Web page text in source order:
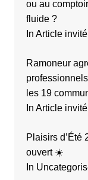
ou au
fluide ?
In Article
Ramoneur
les 19
In Article
Plaisirs d’Été
ouvert ☀️
In